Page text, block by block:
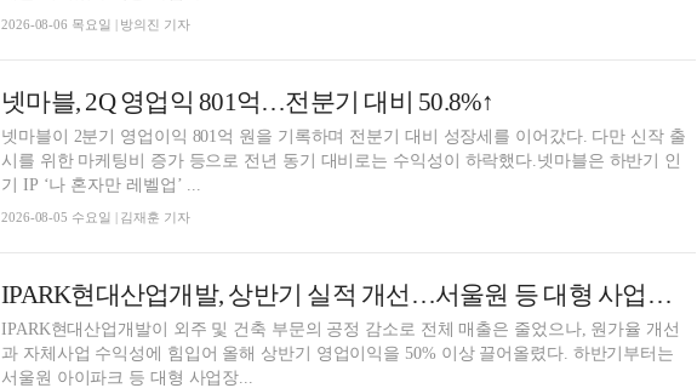
2026-08-06 목요일 | 방의진 기자
넷마블, 2Q 영업익 801억…전분기 대비 50.8%↑
넷마블이 2분기 영업이익 801억 원을 기록하며 전분기 대비 성장세를 이어갔다. 다만 신작 출
시를 위한 마케팅비 증가 등으로 전년 동기 대비로는 수익성이 하락했다.넷마블은 하반기 인
기 IP ‘나 혼자만 레벨업’ ...
2026-08-05 수요일 | 김재훈 기자
IPARK현대산업개발, 상반기 실적 개선…서울원 등 대형 사업지 '가동'
IPARK현대산업개발이 외주 및 건축 부문의 공정 감소로 전체 매출은 줄었으나, 원가율 개선
과 자체사업 수익성에 힘입어 올해 상반기 영업이익을 50% 이상 끌어올렸다. 하반기부터는
서울원 아이파크 등 대형 사업장...